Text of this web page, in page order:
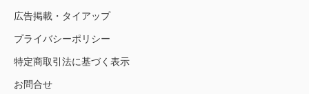
広告掲載・タイアップ
プライバシーポリシー
特定商取引法に基づく表示
お問合せ